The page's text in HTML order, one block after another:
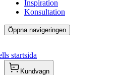
Inspiration
Konsultation
Öppna navigeringen
startsida
Kundvagn